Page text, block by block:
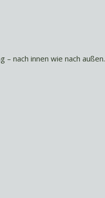
nach innen wie nach außen.